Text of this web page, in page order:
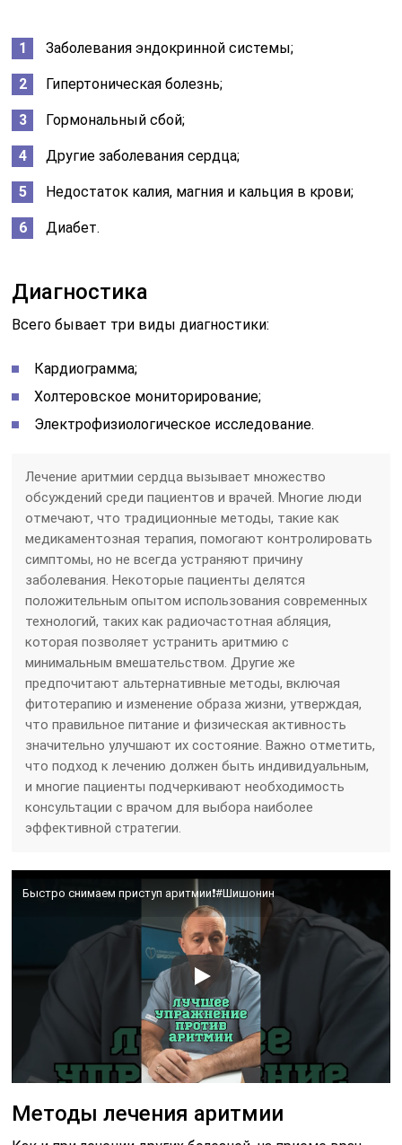
Заболевания эндокринной системы;
Гипертоническая болезнь;
Гормональный сбой;
Другие заболевания сердца;
Недостаток калия, магния и кальция в крови;
Диабет.
Диагностика
Всего бывает три виды диагностики:
Кардиограмма;
Холтеровское мониторирование;
Электрофизиологическое исследование.
Лечение аритмии сердца вызывает множество
обсуждений среди пациентов и врачей. Многие люди
отмечают, что традиционные методы, такие как
медикаментозная терапия, помогают контролировать
симптомы, но не всегда устраняют причину
заболевания. Некоторые пациенты делятся
положительным опытом использования современных
технологий, таких как радиочастотная абляция,
которая позволяет устранить аритмию с
минимальным вмешательством. Другие же
предпочитают альтернативные методы, включая
фитотерапию и изменение образа жизни, утверждая,
что правильное питание и физическая активность
значительно улучшают их состояние. Важно отметить,
что подход к лечению должен быть индивидуальным,
и многие пациенты подчеркивают необходимость
консультации с врачом для выбора наиболее
эффективной стратегии.
Быстро снимаем приступ аритмии❗️#Шишонин
Методы лечения аритмии